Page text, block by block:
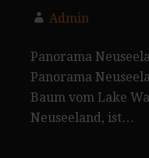
Admin
Panorama
Panorama
Baum vom Lake
Neuseeland, ist…